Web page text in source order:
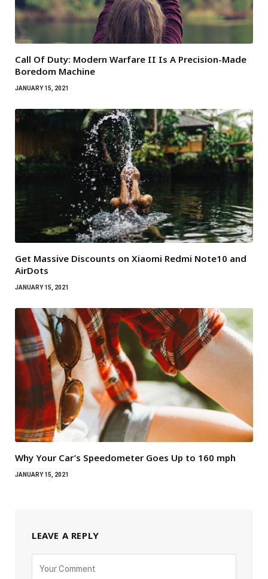
Call Of Duty: Modern Warfare II Is A Precision-Made
Boredom Machine
JANUARY 15, 2021
Get Massive Discounts on Xiaomi Redmi Note10 and
AirDots
JANUARY 15, 2021
Why Your Car’s Speedometer Goes Up to 160 mph
JANUARY 15, 2021
LEAVE A REPLY